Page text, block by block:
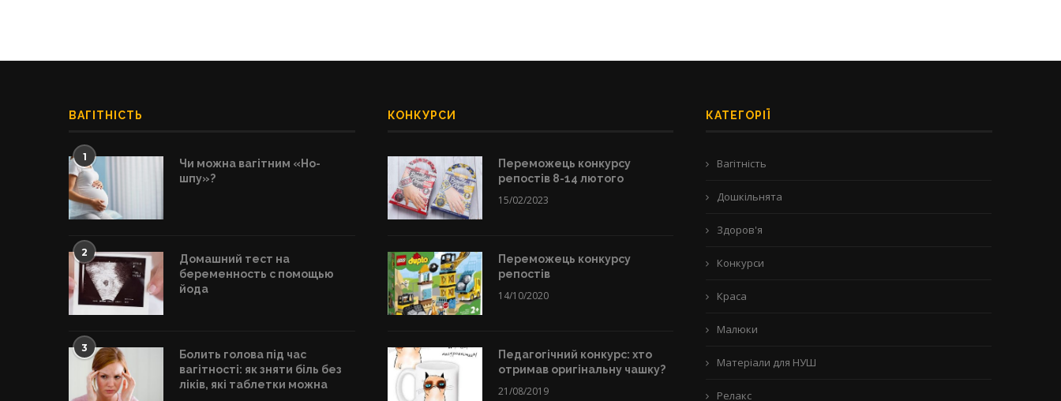
ВАГІТНІСТЬ
1
Чи можна вагітним «Но-
шпу»?
2
Домашний тест на
беременность с помощью
йода
3
Болить голова під час
вагітності: як зняти біль без
ліків, які таблетки можна
КОНКУРСИ
Переможець конкурсу
репостів 8-14 лютого
15/02/2023
Переможець конкурсу
репостів
14/10/2020
Педагогічний конкурс: хто
отримав оригінальну чашку?
21/08/2019
КАТЕГОРІЇ
Вагітність
Дошкільнята
Здоров'я
Конкурси
Краса
Малюки
Матеріали для НУШ
Релакс